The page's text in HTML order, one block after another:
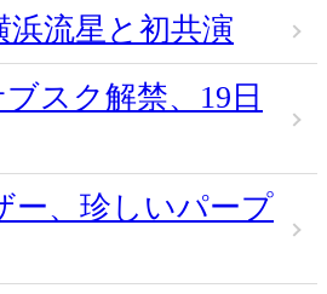
浜流星と初共演
スク解禁、19日
ー、珍しいパープ